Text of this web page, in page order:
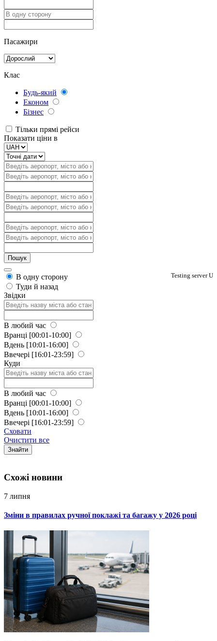
Пасажири
Клас
Будь-який
Економ
Бізнес
Тільки прямі рейси
Показати ціни в
Testing server U
В одну сторону
Туди й назад
Звідки
В любий час
Вранці [00:01-10:00]
Вдень [10:01-16:00]
Ввечері [16:01-23:59]
Куди
В любий час
Вранці [00:01-10:00]
Вдень [10:01-16:00]
Ввечері [16:01-23:59]
Сховати
Очистити все
Знайти
Схожi новини
7 липня
Зміни в правилах ручної поклажі та багажу у 2026 році